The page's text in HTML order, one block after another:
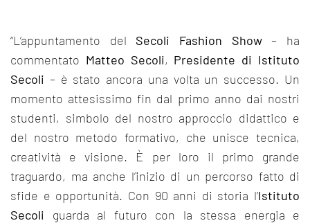
“L’appuntamento del Secoli Fashion Show– ha
commentato Matteo Secoli, Presidente di Istituto
Secoli – è stato ancora una volta un successo. Un
momento attesissimo fin dal primo anno dai nostri
studenti, simbolo del nostro approccio didattico e
del nostro metodo formativo, che unisce tecnica,
creatività e visione. È per loro il primo grande
traguardo, ma anche l’inizio di un percorso fatto di
sfide e opportunità. Con 90 anni di storia l’Istituto
Secoli guarda al futuro con la stessa energia e